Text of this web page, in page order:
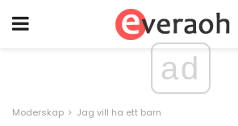
ad
Moderskap Jag vill ha ett barn